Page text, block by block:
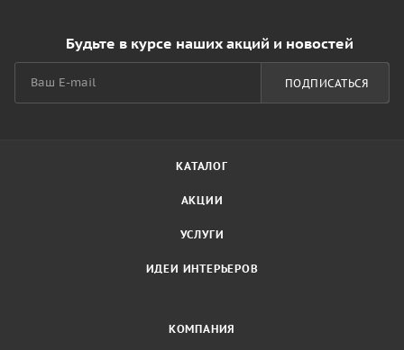
Будьте в курсе наших акций и новостей
ПОДПИСАТЬСЯ
КАТАЛОГ
АКЦИИ
УСЛУГИ
ИДЕИ ИНТЕРЬЕРОВ
КОМПАНИЯ